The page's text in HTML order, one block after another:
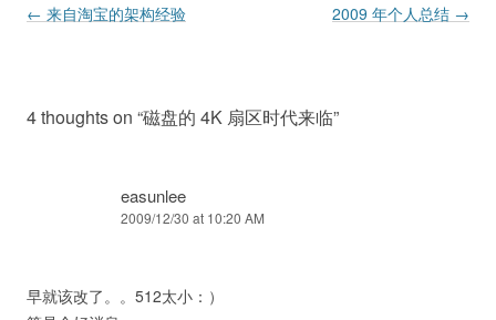
Post navigation
← 来自淘宝的架构经验 2009 年个人总结 →
4 thoughts on “磁盘的 4K 扇区时代来临”
easunlee
2009/12/30 at 10:20 AM
早就该改了。。512太小：）